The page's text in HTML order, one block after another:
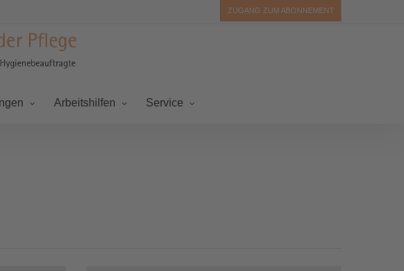
ZUGANG ZUM ABONNEMENT
Arbeitshilfen Service